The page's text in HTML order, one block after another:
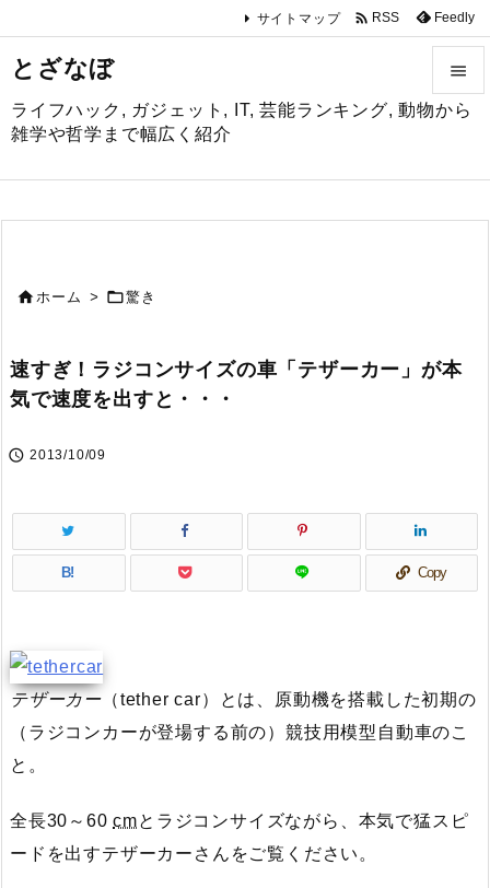
とざなぼ
ライフハック, ガジェット, IT, 芸能ランキング, 動物から
雑学や哲学まで幅広く紹介




サイトマップ  RSS Feedly
ホーム > 驚き
速すぎ！ラジコンサイズの車「テザーカー」が本
気で速度を出すと・・・
 2013/10/09
B! Copy
テザーカー （tether car）とは、原動機を搭載した初期の
（ラジコンカーが登場する前の）競技用模型自動車のこ
と。
全長30～60cmとラジコンサイズながら、本気で猛スピ
ードを出すテザーカーさんをご覧ください。